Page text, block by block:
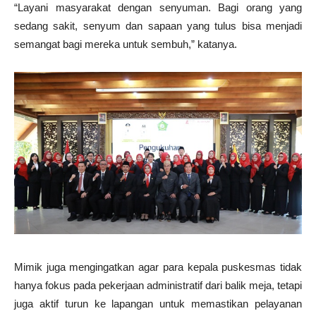
“Layani masyarakat dengan senyuman. Bagi orang yang
sedang sakit, senyum dan sapaan yang tulus bisa menjadi
semangat bagi mereka untuk sembuh,” katanya.
Mimik juga mengingatkan agar para kepala puskesmas tidak
hanya fokus pada pekerjaan administratif dari balik meja, tetapi
juga aktif turun ke lapangan untuk memastikan pelayanan